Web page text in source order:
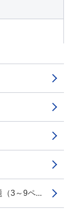
3～9ペ...